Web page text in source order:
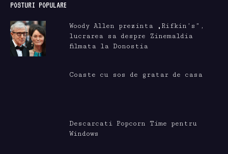
POSTURI POPULARE
Woody Allen prezinta „Rifkin’s”,
lucrarea sa despre Zinemaldia
filmata la Donostia
Coaste cu sos de gratar de casa
Descarcati Popcorn Time pentru
Windows